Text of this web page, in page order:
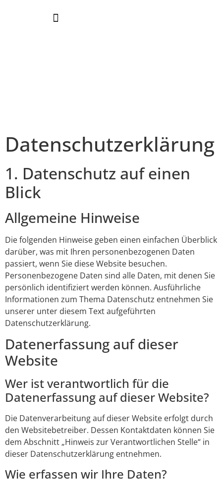
Datenschutz­erklärung
1. Datenschutz auf einen
Blick
Allgemeine Hinweise
Die folgenden Hinweise geben einen einfachen Überblick
darüber, was mit Ihren personenbezogenen Daten
passiert, wenn Sie diese Website besuchen.
Personenbezogene Daten sind alle Daten, mit denen Sie
persönlich identifiziert werden können. Ausführliche
Informationen zum Thema Datenschutz entnehmen Sie
unserer unter diesem Text aufgeführten
Datenschutzerklärung.
Datenerfassung auf dieser
Website
Wer ist verantwortlich für die
Datenerfassung auf dieser Website?
Die Datenverarbeitung auf dieser Website erfolgt durch
den Websitebetreiber. Dessen Kontaktdaten können Sie
dem Abschnitt „Hinweis zur Verantwortlichen Stelle“ in
dieser Datenschutzerklärung entnehmen.
Wie erfassen wir Ihre Daten?